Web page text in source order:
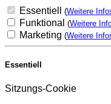
Essentiell (Weitere
Funktional (Weitere
Marketing (Weitere
Essentiell
Sitzungs-Cookie